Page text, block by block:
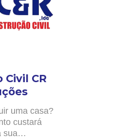
Civil CR
uma casa?
custará
sua…